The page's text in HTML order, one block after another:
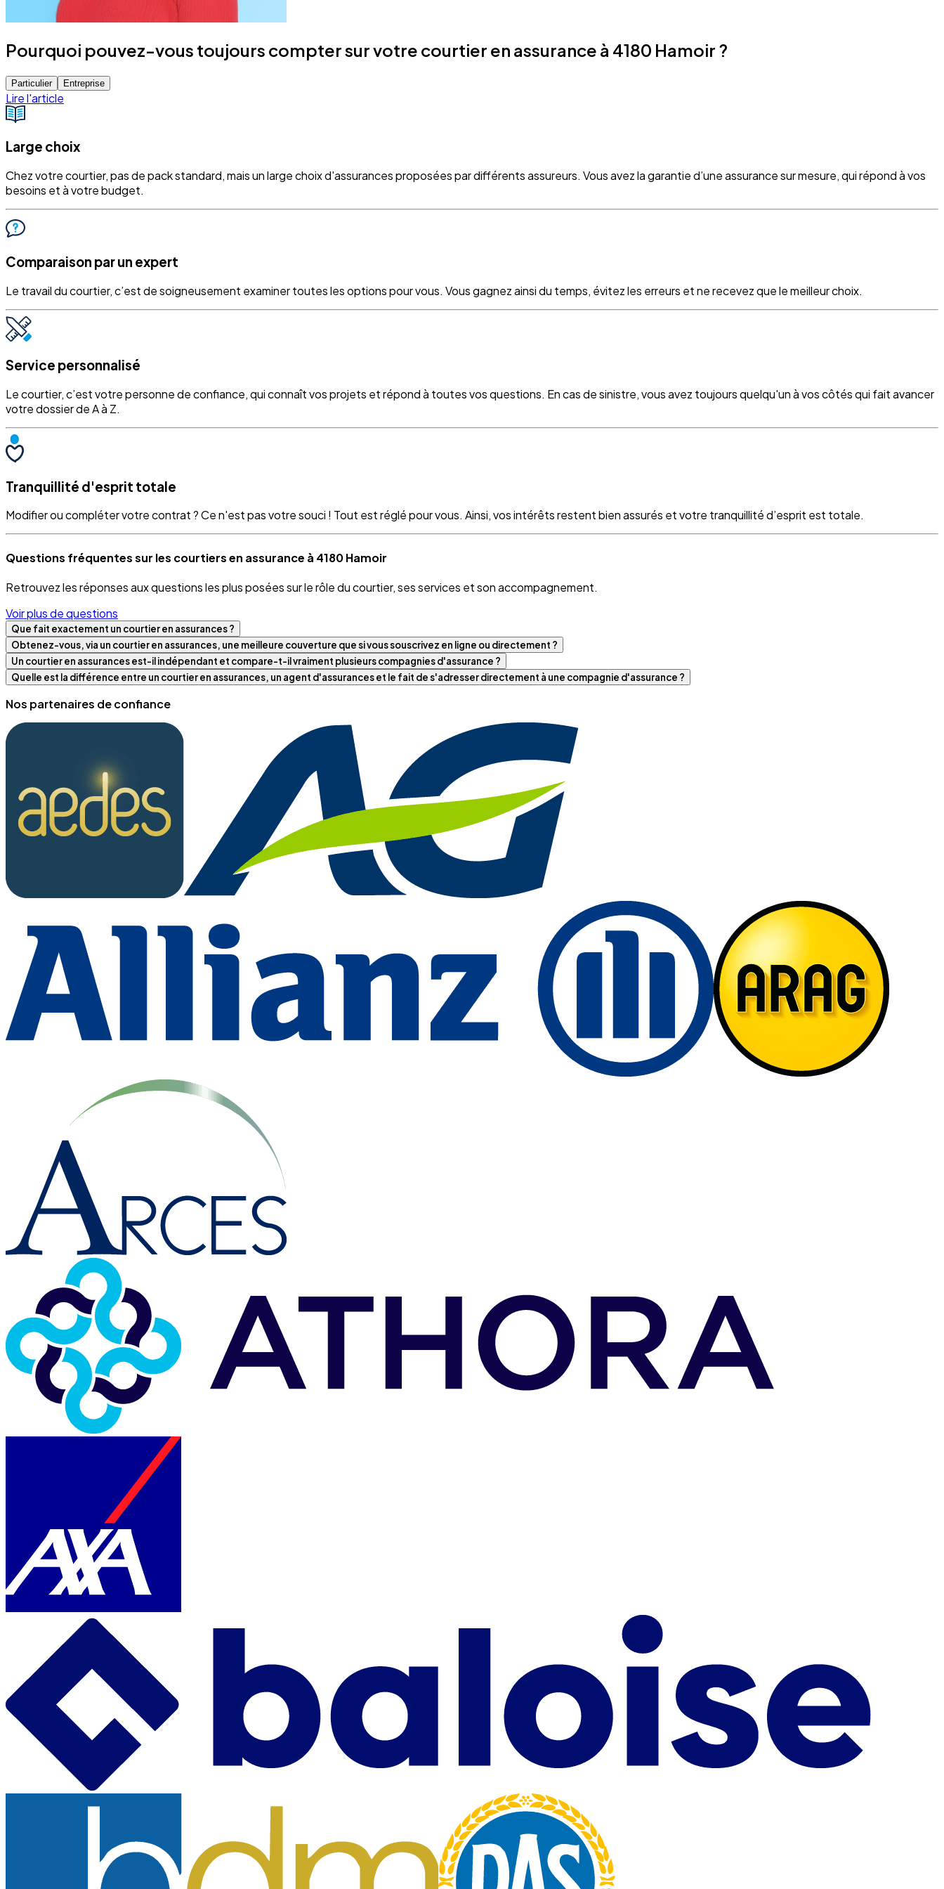
Pourquoi pouvez-vous toujours compter sur votre courtier en assurance à 4180 Hamoir ?
Particulier Entreprise
Lire l'article
Large choix
Chez votre courtier, pas de pack standard, mais un large choix d'assurances proposées par différents assureurs. Vous avez la garantie d’une assurance sur mesure, qui répond à vos
besoins et à votre budget.
Comparaison par un expert
Le travail du courtier, c’est de soigneusement examiner toutes les options pour vous. Vous gagnez ainsi du temps, évitez les erreurs et ne recevez que le meilleur choix.
Service personnalisé
Le courtier, c’est votre personne de confiance, qui connaît vos projets et répond à toutes vos questions. En cas de sinistre, vous avez toujours quelqu'un à vos côtés qui fait avancer
votre dossier de A à Z.
Tranquillité d'esprit totale
Modifier ou compléter votre contrat ? Ce n'est pas votre souci ! Tout est réglé pour vous. Ainsi, vos intérêts restent bien assurés et votre tranquillité d’esprit est totale.
Questions fréquentes sur les courtiers en assurance à 4180 Hamoir
Retrouvez les réponses aux questions les plus posées sur le rôle du courtier, ses services et son accompagnement.
Voir plus de questions
Que fait exactement un courtier en assurances ?
Obtenez-vous, via un courtier en assurances, une meilleure couverture que si vous souscrivez en ligne ou directement ?
Un courtier en assurances est-il indépendant et compare-t-il vraiment plusieurs compagnies d'assurance ?
Quelle est la différence entre un courtier en assurances, un agent d'assurances et le fait de s'adresser directement à une compagnie d'assurance ?
Nos partenaires de confiance